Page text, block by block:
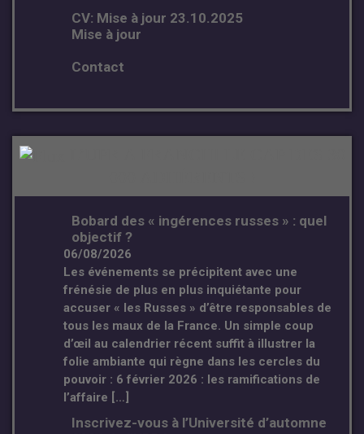
CV: Mise à jour 23.10.2025
Mise à jour
Contact
Bobard des « ingérences russes » : quel
objectif ?
06/08/2026
Les événements se précipitent avec une
frénésie de plus en plus inquiétante pour
accuser « les Russes » d’être responsables de
tous les maux de la France. Un simple coup
d’œil au calendrier récent suffit à illustrer la
folie ambiante qui règne dans les cercles du
pouvoir : 6 février 2026 : les ramifications de
l’affaire […]
Inscrivez-vous à l’Université d’automne